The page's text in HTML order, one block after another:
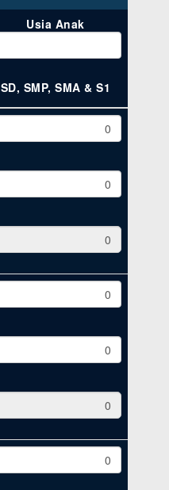
Usia Anak
SD, SMP, SMA & S1